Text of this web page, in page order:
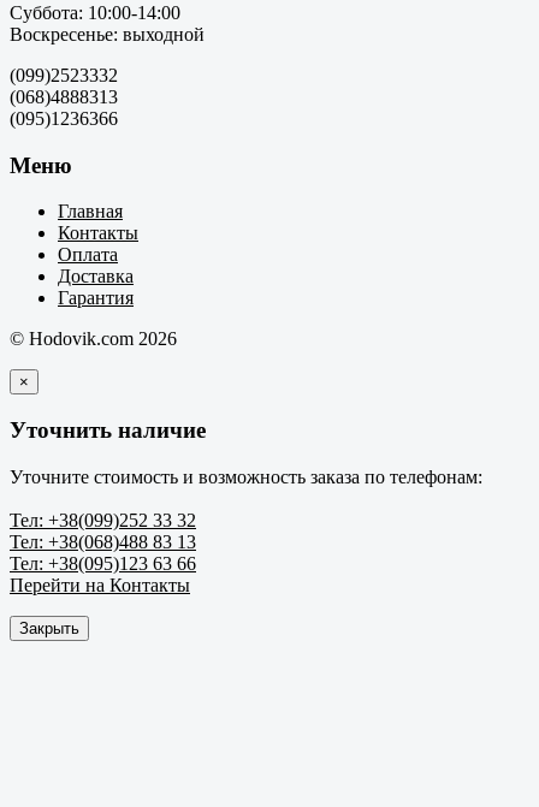
Суббота: 10:00-14:00
Воскресенье: выходной
(099)2523332
(068)4888313
(095)1236366
Меню
Главная
Контакты
Оплата
Доставка
Гарантия
© Hodovik.com 2026
×
Уточнить наличие
Уточните стоимость и возможность заказа по телефонам:
Тел: +38(099)252 33 32
Тел: +38(068)488 83 13
Тел: +38(095)123 63 66
Перейти на Контакты
Закрыть